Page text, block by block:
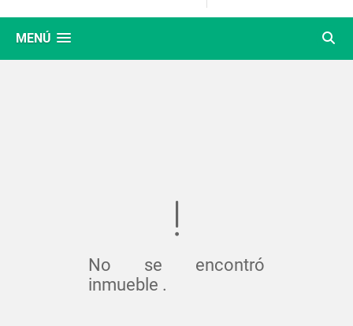
MENÚ
No se encontró
inmueble .